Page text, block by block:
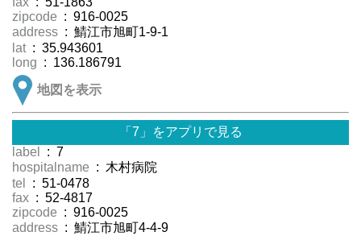
zipcode : 916-0025
address : 鯖江市旭町1-9-1
lat : 35.943601
long : 136.186791
地図を表示
「7」をアプリで見る
label
: 7
hospitalname : 木村病院
tel
: 51-0478
fax : 52-4817
zipcode : 916-0025
address : 鯖江市旭町4-4-9